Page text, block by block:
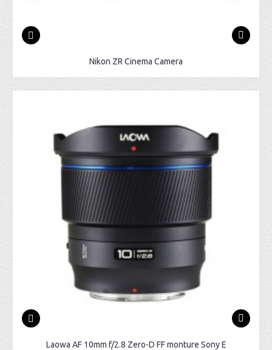
Nikon ZR Cinema Camera
Laowa AF 10mm f/2.8 Zero-D FF monture Sony E